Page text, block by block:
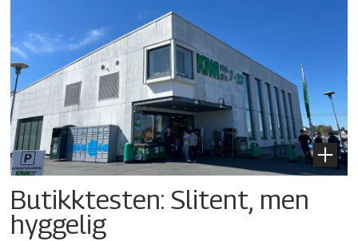
Butikktesten: Slitent, men
hyggelig